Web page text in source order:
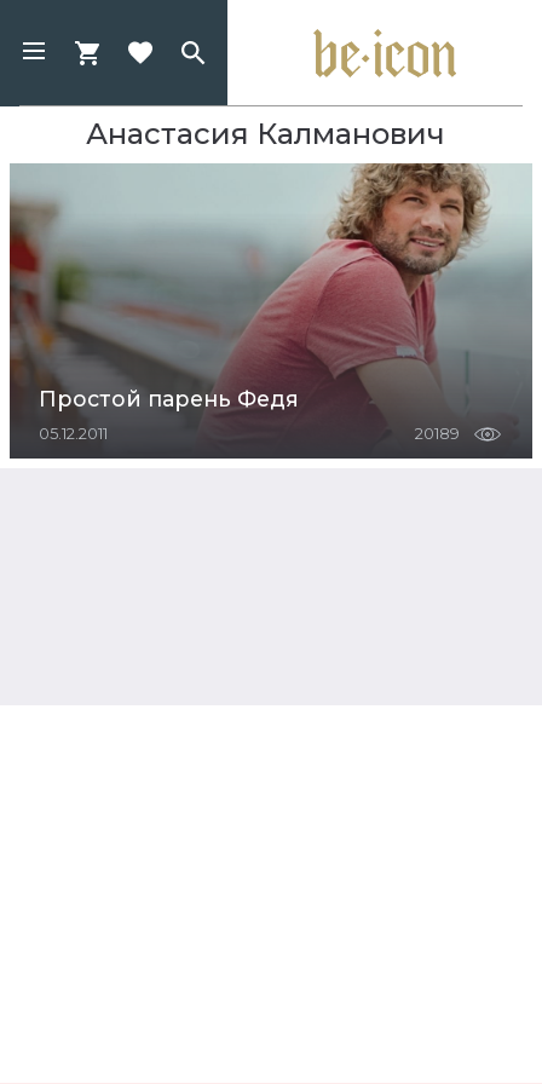
Анастасия Калманович
Простой парень Федя
05.12.2011 20189